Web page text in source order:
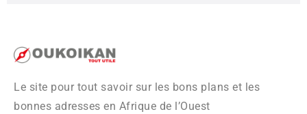
Le site pour tout savoir sur les bons plans et les
bonnes adresses en Afrique de l’Ouest